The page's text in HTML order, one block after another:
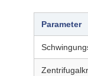
Parameter